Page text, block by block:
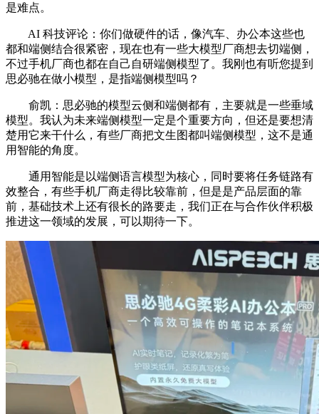
是难点。
AI 科技评论：你们做硬件的话，像汽车、办公本这些也
都和端侧结合很紧密，现在也有一些大模型厂商想去切端侧，
不过手机厂商也都在自己自研端侧模型了。我刚也有听您提到
思必驰在做小模型，是指端侧模型吗？
俞凯：思必驰的模型云侧和端侧都有，主要就是一些垂域
模型。我认为未来端侧模型一定是个重要方向，但还是要想清
楚用它来干什么，有些厂商把文生图都叫端侧模型，这不是通
用智能的角度。
通用智能是以端侧语言模型为核心，同时要将任务链路有
效整合，有些手机厂商走得比较靠前，但是是产品层面的靠
前，基础技术上还有很长的路要走，我们正在与合作伙伴积极
推进这一领域的发展，可以期待一下。